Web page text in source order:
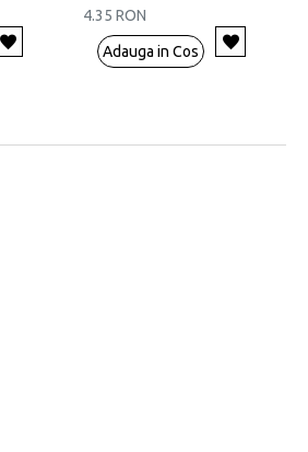
4.35 RON
Adauga in Cos